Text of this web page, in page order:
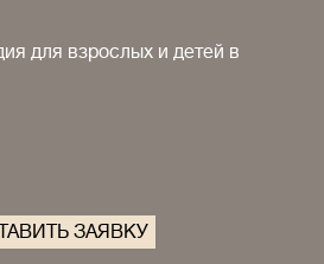
для взрослых и детей в
ЗАЯВКУ